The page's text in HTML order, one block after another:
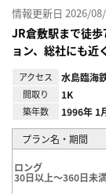
情報更新日 2026/
JR倉敷駅まで徒
ョン、総社にも
アクセス 水島臨海
間取り 1K
築年数 1996年 1
プラン名・期間
ロング
30日以上～360日未